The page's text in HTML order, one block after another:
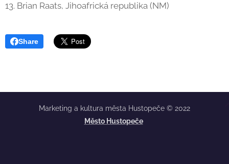
13. Brian Raats, Jihoafrická republika (NM)
Share
Marketing a kultura města Hustopeče © 2022
Město Hustopeče